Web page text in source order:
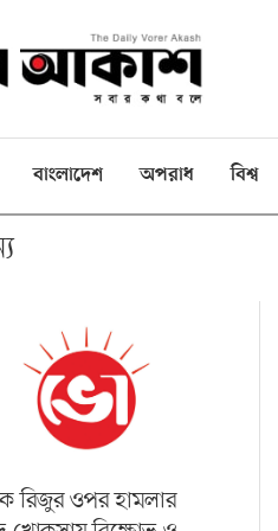
বাংলাদেশ অপরাধ বিশ্ব
রিজুর ওপর হামলার